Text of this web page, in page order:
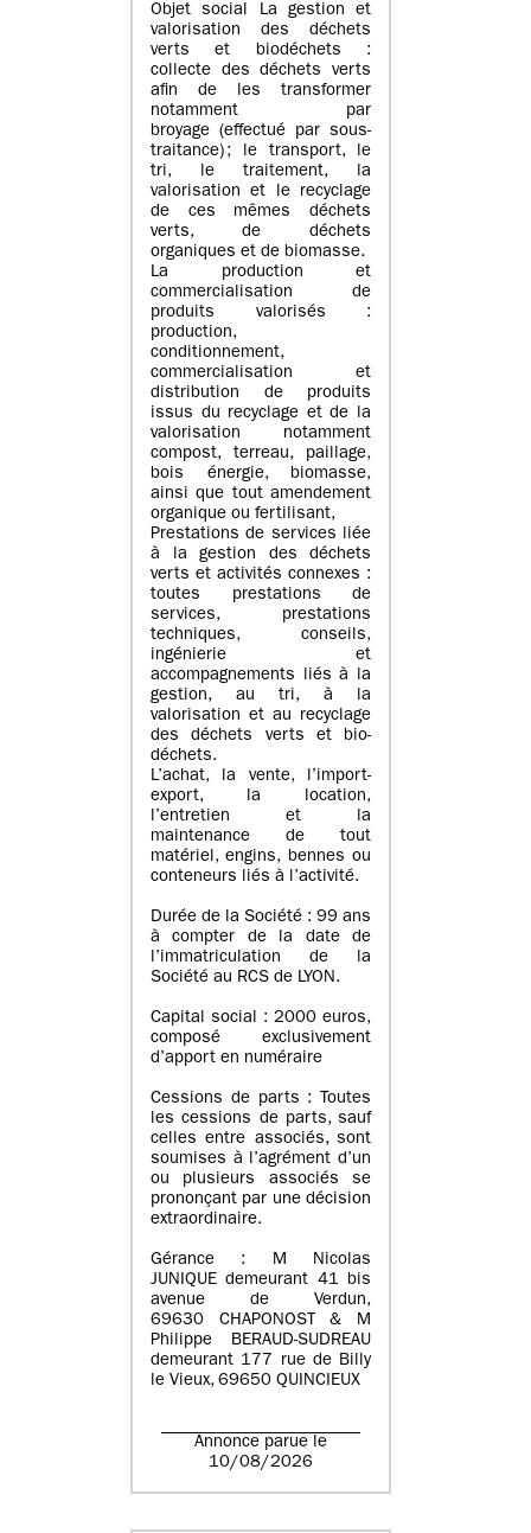
Objet social La gestion et
valorisation des déchets
verts et biodéchets :
collecte des déchets verts
afin de les transformer
notamment par
broyage (effectué par sous-
traitance) ; le transport, le
tri, le traitement, la
valorisation et le recyclage
de ces mêmes déchets
verts, de déchets
organiques et de biomasse.
La production et
commercialisation de
produits valorisés :
production,
conditionnement,
commercialisation et
distribution de produits
issus du recyclage et de la
valorisation notamment
compost, terreau, paillage,
bois énergie, biomasse,
ainsi que tout amendement
organique ou fertilisant,
Prestations de services liée
à la gestion des déchets
verts et activités connexes :
toutes prestations de
services, prestations
techniques, conseils,
ingénierie et
accompagnements liés à la
gestion, au tri, à la
valorisation et au recyclage
des déchets verts et bio-
déchets.
L’achat, la vente, l’import-
export, la location,
l’entretien et la
maintenance de tout
matériel, engins, bennes ou
conteneurs liés à l’activité.
Durée de la Société : 99 ans
à compter de la date de
l’immatriculation de la
Société au RCS de LYON.
Capital social : 2000 euros,
composé exclusivement
d’apport en numéraire
Cessions de parts : Toutes
les cessions de parts, sauf
celles entre associés, sont
soumises à l’agrément d’un
ou plusieurs associés se
prononçant par une décision
extraordinaire.
Gérance : M Nicolas
JUNIQUE demeurant 41 bis
avenue de Verdun,
69630 CHAPONOST & M
Philippe BERAUD-SUDREAU
demeurant 177 rue de Billy
le Vieux, 69650 QUINCIEUX
Annonce parue le
10/08/2026